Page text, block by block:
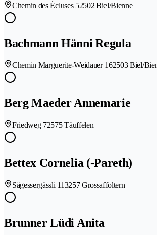
Chemin des Écluses 52502 Biel/Bienne
Bachmann Hänni Regula
Chemin Marguerite-Weidauer 162503 Biel/
Berg Maeder Annemarie
Friedweg 72575 Täuffelen
Bettex Cornelia (-Pareth)
Sägessergässli 113257 Grossaffoltern
Brunner Lüdi Anita